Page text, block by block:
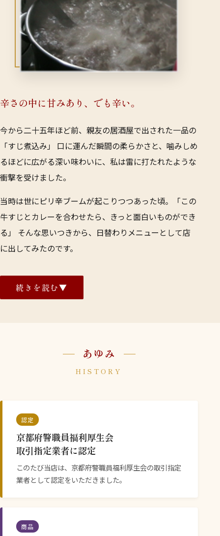
辛さの中に甘みあり、でも辛い。
今から二十五年ほど前、親友の居酒屋で出された一品の
「すじ煮込み」―― 口に運んだ瞬間の柔らかさと、噛みしめ
るほどに広がる深い味わいに、私は雷に打たれたような
衝撃を受けました。
当時は世にピリ辛ブームが起こりつつあった頃。「この
牛すじとカレーを合わせたら、きっと面白いものができ
る」―― そんな思いつきから、日替わりメニューとして店
に出してみたのです。
に完売。 それから五年、六年と試行錯誤を重ね、よう
やく「これだ」と納得のいく味にたどり着きました。
できる量にも限りがあり、週に100〜120kgが上限。 そ
のため、ご来店のタイミングによっては売切れとなるこ
「辛さの中に甘みあり、でも辛い」――言葉では伝えきれな
い、その一杯の味わいを、 ぜひ一度、店でお確かめく
ださい。
続きを読む▼
あゆみ
HISTORY
認定
京都府警職員福利厚生会
取引指定業者に認定
このたび当店は、京都府警職員福利厚生会の取引指定
業者として認定をいただきました。
商品